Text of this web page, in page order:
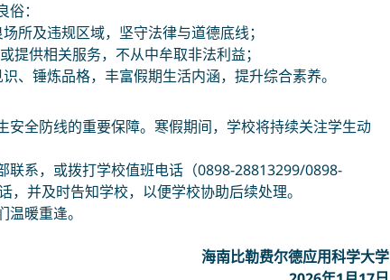
：
所及违规区域，坚守法律与道德底线；
提供相关服务，不从中牟取非法利益；
、锤炼品格，丰富假期生活内涵，提升综合素养。
全防线的重要保障。寒假期间，学校将持续关注学生动
系，或拨打学校值班电话（0898-28813299/0898-
并及时告知学校，以便学校协助后续处理。
暖重逢。
海南比勒费尔德应用科学大学